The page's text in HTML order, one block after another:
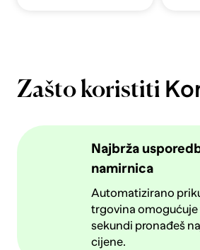
Zašto koristiti
Najbrža
namirnica
Automatizirano
trgovina omogućuje
sekundi pronađeš
cijene.